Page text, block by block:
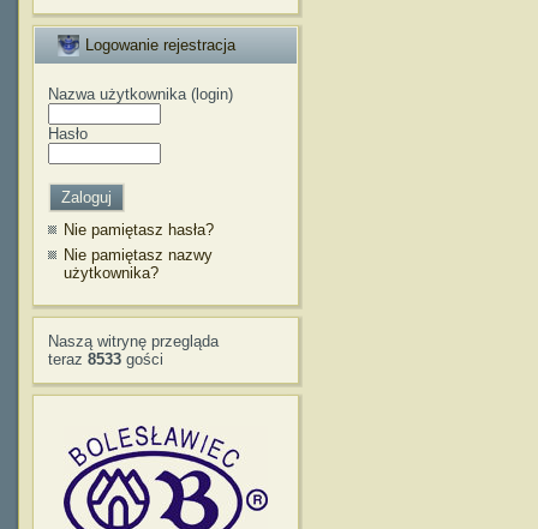
Logowanie rejestracja
Nazwa użytkownika (login)
Hasło
Nie pamiętasz hasła?
Nie pamiętasz nazwy
użytkownika?
Naszą witrynę przegląda
teraz 8533 gości